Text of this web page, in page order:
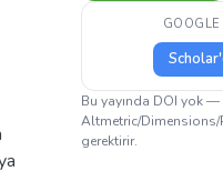
Bu yayında DOI yok —
Altmetric/Dimensions/
gerektirir.